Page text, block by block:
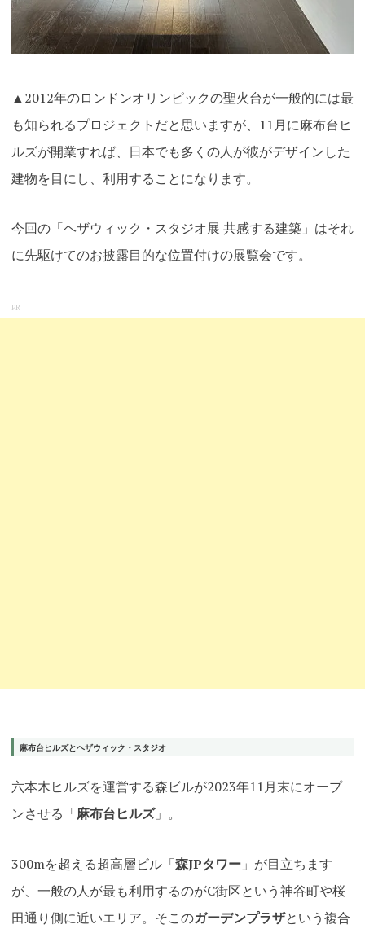
▲2012年のロンドンオリンピックの聖火台が一般的には最
も知られるプロジェクトだと思いますが、11月に麻布台ヒ
ルズが開業すれば、日本でも多くの人が彼がデザインした
建物を目にし、利用することになります。
今回の「ヘザウィック・スタジオ展 共感する建築」はそれ
に先駆けてのお披露目的な位置付けの展覧会です。
PR
麻布台ヒルズとヘザウィック・スタジオ
六本木ヒルズを運営する森ビルが2023年11月末にオープ
ンさせる「麻布台ヒルズ」。
300mを超える超高層ビル「森JPタワー」が目立ちます
が、一般の人が最も利用するのがC街区という神谷町や桜
田通り側に近いエリア。そこのガーデンプラザという複合